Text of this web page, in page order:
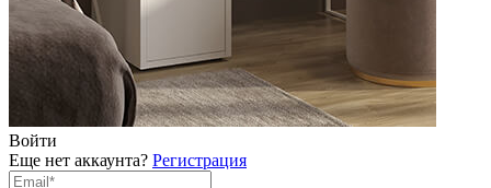
Войти
Еще нет аккаунта? Регистрация